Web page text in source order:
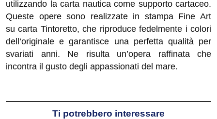
utilizzando la carta nautica come supporto cartaceo.
Queste opere sono realizzate in stampa Fine Art
su carta Tintoretto, che riproduce fedelmente i colori
dell’originale e garantisce una perfetta qualità per
svariati anni. Ne risulta un’opera raffinata che
incontra il gusto degli appassionati del mare.
Ti potrebbero interessare